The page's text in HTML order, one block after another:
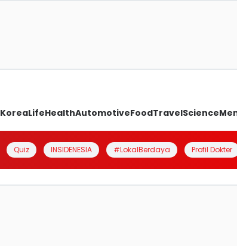
KoreaLifeHealthAutomotiveFoodTravelScience
Quiz INSIDENESIA #LokalBerdaya Profil Dokter